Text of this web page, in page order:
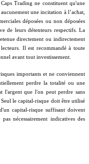
Trading ne constituent qu'une
une incitation à l’achat,
déposées ou non déposées
de leurs détenteurs respectifs. La
directement ou indirectement
Il est recommandé à toute
avant tout investissement.
importants et ne conviennent
perdre la totalité ou une
l'argent que l'on peut perdre sans
le capital-risque doit être utilisé
capital-risque suffisant doivent
nécessairement indicatives des